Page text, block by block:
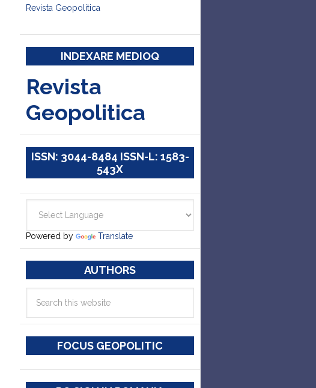
Revista Geopolitica
INDEXARE MEDIOQ
Revista
Geopolitica
ISSN: 3044-8484 ISSN-L: 1583-
543X
Powered by Translate
AUTHORS
FOCUS GEOPOLITIC